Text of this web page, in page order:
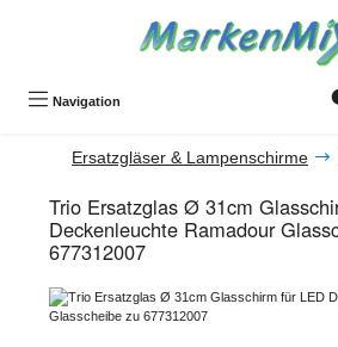
Navigation
Ersatzgläser & Lampenschirme
Trio Ersatzglas Ø 31cm
Deckenleuchte Ramadour
677312007
Bildergalerie überspringen